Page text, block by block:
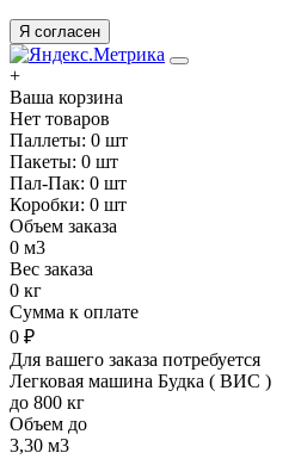
Я согласен
+
Ваша корзина
Нет товаров
Паллеты: 0 шт
Пакеты: 0 шт
Пал-Пак: 0 шт
Коробки: 0 шт
Объем заказа
0 м3
Вес заказа
0 кг
Cумма к оплате
0 ₽
Для вашего заказа потребуется
Легковая машина Будка ( ВИС )
до 800 кг
Объем до
3,30 м3